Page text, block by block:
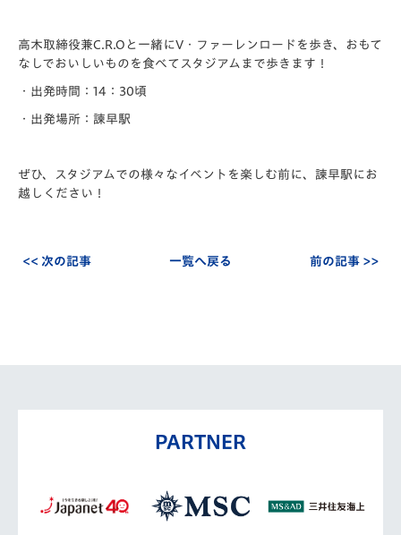
高木取締役兼C.R.Oと一緒にV・ファーレンロードを歩き、おもて
なしでおいしいものを食べてスタジアムまで歩きます！
・出発時間：14：30頃
・出発場所：諫早駅
ぜひ、スタジアムでの様々なイベントを楽しむ前に、諫早駅にお
越しください！
<< 次の記事 一覧へ戻る 前の記事 >>
PARTNER